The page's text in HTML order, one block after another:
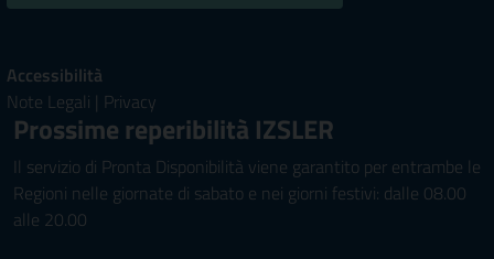
Accessibilità
Note Legali | Privacy
Prossime reperibilità IZSLER
Il servizio di Pronta Disponibilità viene garantito per entrambe le
Regioni nelle giornate di sabato e nei giorni festivi: dalle 08.00
alle 20.00